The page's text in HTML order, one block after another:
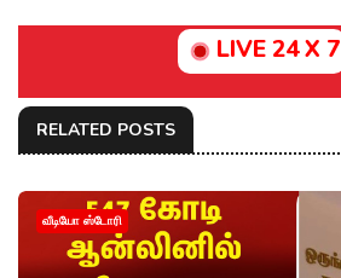
LIVE 24 X 7
RELATED POSTS
வீடியோ ஸ்டோரி